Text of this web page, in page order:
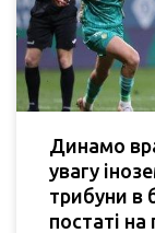
Динамо
увагу
трибуни в
постаті